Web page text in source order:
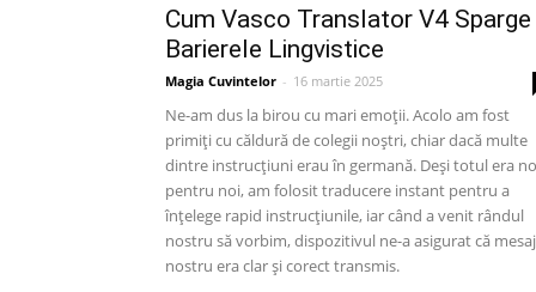
Cum Vasco Translator V4 Sparge
Barierele Lingvistice
Magia Cuvintelor - 16 martie 2025
Ne-am dus la birou cu mari emoții. Acolo am fost
primiți cu căldură de colegii noștri, chiar dacă multe
dintre instrucțiuni erau în germană. Deși totul era
pentru noi, am folosit traducere instant pentru a
înțelege rapid instrucțiunile, iar când a venit rândul
nostru să vorbim, dispozitivul ne-a asigurat că
nostru era clar și corect transmis.